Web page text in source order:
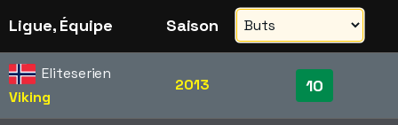
Ligue, Équipe Saison
Eliteserien
Viking
2013 10